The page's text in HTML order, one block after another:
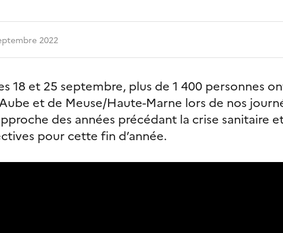
2022
18 et 25 septembre, plus de 1 400 personnes
et de Meuse/Haute-Marne lors de nos
des années précédant la crise sanitaire
pour cette fin d’année.